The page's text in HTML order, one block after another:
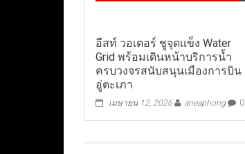
อีสท์ วอเตอร์ ชูจุดแข็ง Water
Grid พร้อมเดินหน้าบริการน้ำ
ครบวงจรสนับสนุนเมืองการบิน
อู่ตะเภา
เมษายน 12, 2026 aneaphong 0